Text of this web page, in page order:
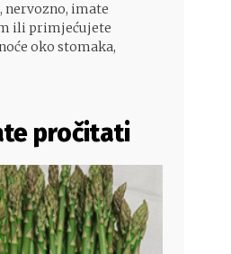
nervozno, imate
ili primjećujete
oko stomaka,
pročitati